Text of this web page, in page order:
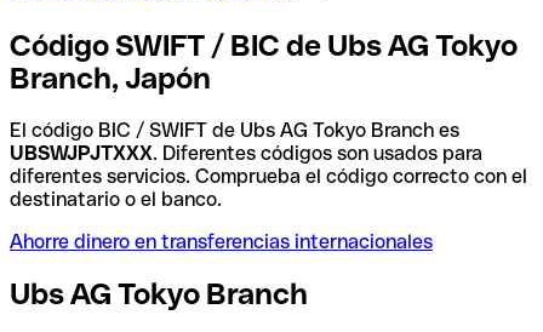
Código SWIFT / BIC de Ubs AG Tokyo
Branch, Japón
El código BIC / SWIFT de Ubs AG Tokyo Branch es
UBSWJPJTXXX. Diferentes códigos son usados para
diferentes servicios. Comprueba el código correcto con el
destinatario o el banco.
Ahorre dinero en transferencias internacionales
Ubs AG Tokyo Branch